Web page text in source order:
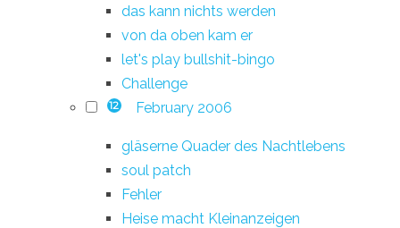
das kann nichts werden
von da oben kam er
let's play bullshit-bingo
Challenge
12 February 2006
gläserne Quader des Nachtlebens
soul patch
Fehler
Heise macht Kleinanzeigen